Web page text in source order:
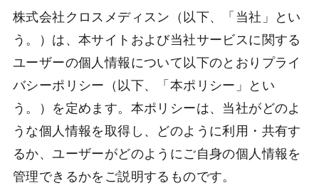
株式会社クロスメディスン（以下、「当社」とい
う。）は、本サイトおよび当社サービスに関する
ユーザーの個人情報について以下のとおりプライ
バシーポリシー（以下、「本ポリシー」とい
う。）を定めます。本ポリシーは、当社がどのよ
うな個人情報を取得し、どのように利用・共有す
るか、ユーザーがどのようにご自身の個人情報を
管理できるかをご説明するものです。